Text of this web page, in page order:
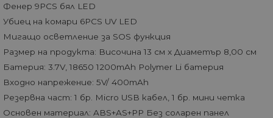
Фенер 9PCS бял LED
Убиец на комари 6PCS UV LED
Мигащо осветление за SOS функция
Размер на продукта: Височина 13 см x Диаметър 8,00 см
Батерия: 3.7V, 18650 1200mAh Polymer Li батерия
Входно напрежение: 5V/ 400mAh
Резервна част: 1 бр. Micro USB кабел, 1 бр. мини четка
Основен материал: ABS+AS+PP Без соларен панел